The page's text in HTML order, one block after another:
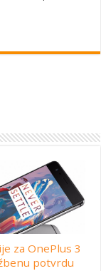
za OnePlus 3
potvrdu